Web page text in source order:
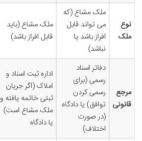
نوع
ملک
ملک مشاع (که
می تواند قابل
افراز باشد یا
نباشد)
ملک مشاع (باید
قابل افراز باشد)
مرجع
قانونی
دفاتر اسناد
رسمی (برای
رسمی کردن
توافق) یا دادگاه
(در صورت
اختلاف)
اداره ثبت اسناد و
املاک (اگر جریان
ثبتی خاتمه یافته و
ملک مشاع است)
یا دادگاه